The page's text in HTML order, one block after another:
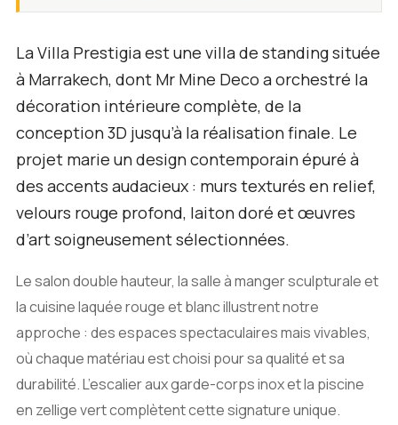
La Villa Prestigia est une villa de standing située
à Marrakech, dont Mr Mine Deco a orchestré la
décoration intérieure complète, de la
conception 3D jusqu’à la réalisation finale. Le
projet marie un design contemporain épuré à
des accents audacieux : murs texturés en relief,
velours rouge profond, laiton doré et œuvres
d’art soigneusement sélectionnées.
Le salon double hauteur, la salle à manger sculpturale et
la cuisine laquée rouge et blanc illustrent notre
approche : des espaces spectaculaires mais vivables,
où chaque matériau est choisi pour sa qualité et sa
durabilité. L’escalier aux garde-corps inox et la piscine
en zellige vert complètent cette signature unique.